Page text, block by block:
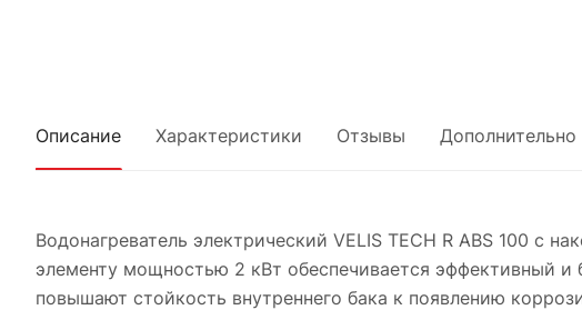
Описание Характеристики Отзывы Дополнительно
Водонагреватель электрический VELIS TECH R ABS 100 с
элементу мощностью 2 кВт обеспечивается эффективный
повышают стойкость внутреннего бака к появлению